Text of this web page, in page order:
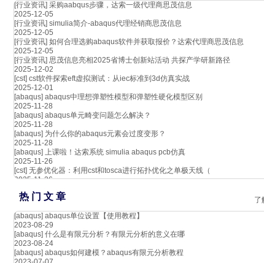
[行业资讯] 采购aabqus步骤，达索一级代理商思茂信息
2025-12-05
[行业资讯] simulia简介-abaqus代理经销商思茂信息
2025-12-05
[行业资讯] 如何合理选购abaqus软件并获取报价？达索代理商思茂信息
2025-12-05
[行业资讯] 思茂信息亮相2025省博士创新站活动 共探产学研新路径
2025-12-02
[cst] cst软件探索eft虚拟测试：从iec标准到3d仿真实战
2025-12-01
[abaqus] abaqus中理想弹塑性模型和弹塑性硬化模型区别
2025-11-28
[abaqus] abaqus单元畸变问题怎么解决？
2025-11-28
[abaqus] 为什么你的abaqus元素会过度变形？
2025-11-28
[abaqus] 上课啦！达索系统 simulia abaqus pcb仿真
2025-11-26
[cst] 无参优化器：利用cst和tosca进行拓扑优化之单极天线（
2025-11-26
热 门 文 章
了
[abaqus] abaqus单位设置【使用教程】
2023-08-29
[abaqus] 什么是有限元分析？有限元分析的意义在哪
2023-08-24
[abaqus] abaqus如何建模？abaqus有限元分析教程